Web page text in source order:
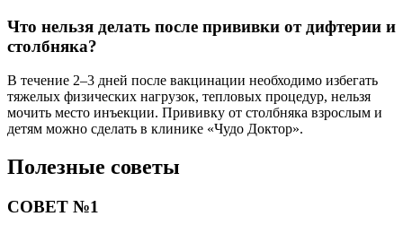
Что нельзя делать после прививки от дифтерии и
столбняка?
В течение 2–3 дней после вакцинации необходимо избегать
тяжелых физических нагрузок, тепловых процедур, нельзя
мочить место инъекции. Прививку от столбняка взрослым и
детям можно сделать в клинике «Чудо Доктор».
Полезные советы
СОВЕТ №1